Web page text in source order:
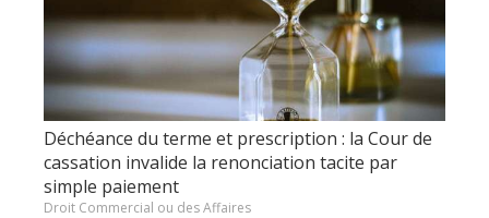
Déchéance du terme et prescription : la Cour de
cassation invalide la renonciation tacite par
simple paiement
Droit Commercial ou des Affaires